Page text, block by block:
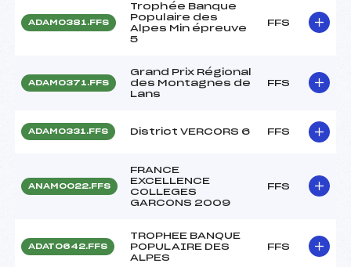
ADAM0381.FFS
Trophée Banque
Populaire des
Alpes Min épreuve
5
FFS
ADAM0371.FFS
Grand Prix Régional
des Montagnes de
Lans
FFS
ADAM0331.FFS District VERCORS 6 FFS
ANAM0022.FFS
FRANCE
EXCELLENCE
COLLEGES
GARCONS 2009
FFS
ADAT0642.FFS
TROPHEE BANQUE
POPULAIRE DES
ALPES
FFS